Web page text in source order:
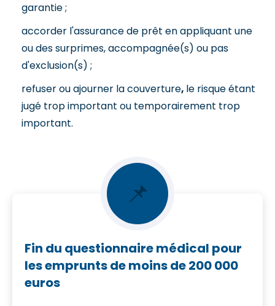
garantie ;
accorder l'assurance de prêt en appliquant une
ou des surprimes, accompagnée(s) ou pas
d'exclusion(s) ;
refuser ou ajourner la couverture, le risque étant
jugé trop important ou temporairement trop
important.
📌
Fin du questionnaire médical pour
les emprunts de moins de 200 000
euros